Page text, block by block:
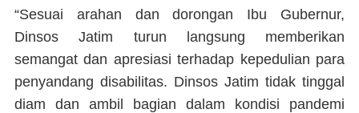
“Sesuai arahan dan dorongan Ibu Gubernur,
Dinsos Jatim turun langsung memberikan
semangat dan apresiasi terhadap kepedulian para
penyandang disabilitas. Dinsos Jatim tidak tinggal
diam dan ambil bagian dalam kondisi pandemi